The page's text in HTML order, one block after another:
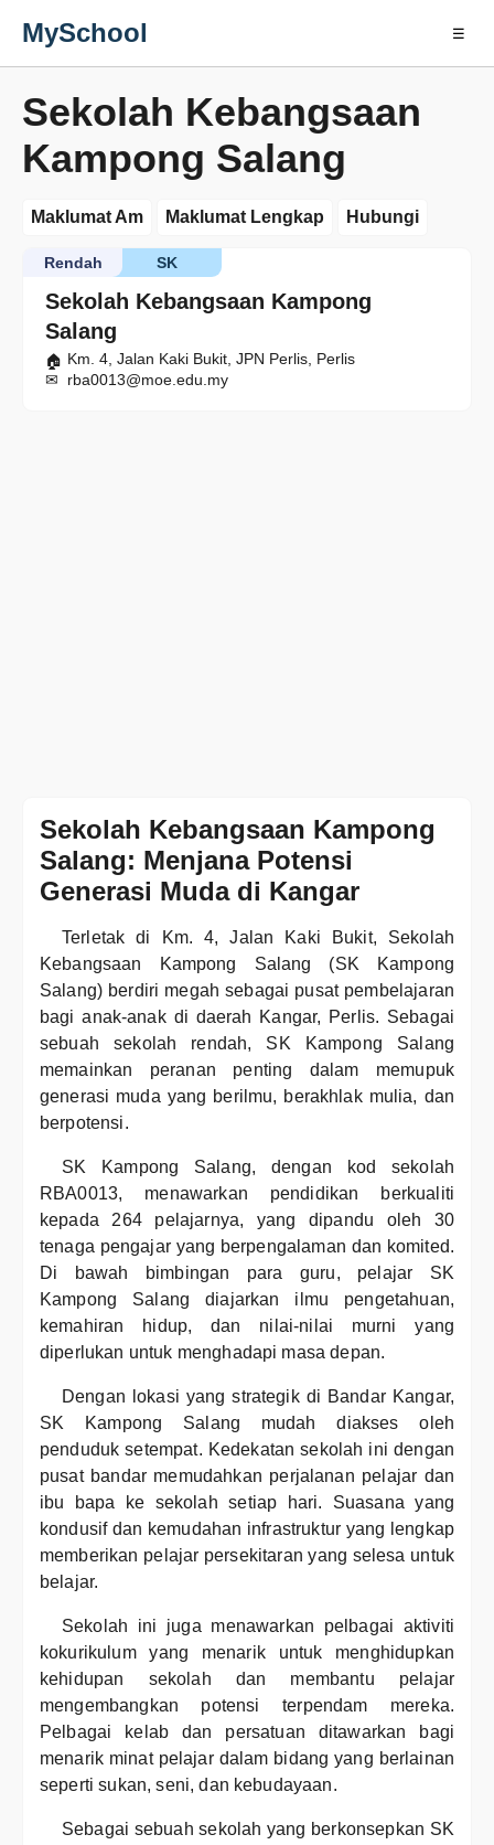
MySchool ☰
Sekolah Kebangsaan
Kampong Salang
Maklumat Am Maklumat Lengkap Hubungi
Sekolah Kebangsaan Kampong
Salang
SK
Rendah
Km. 4, Jalan Kaki Bukit, JPN Perlis, Perlis
rba0013@moe.edu.my
Sekolah Kebangsaan Kampong
Salang: Menjana Potensi
Generasi Muda di Kangar
Terletak di Km. 4, Jalan Kaki Bukit, Sekolah
Kebangsaan Kampong Salang (SK Kampong
Salang) berdiri megah sebagai pusat pembelajaran
bagi anak-anak di daerah Kangar, Perlis. Sebagai
sebuah sekolah rendah, SK Kampong Salang
memainkan peranan penting dalam memupuk
generasi muda yang berilmu, berakhlak mulia, dan
berpotensi.
SK Kampong Salang, dengan kod sekolah
RBA0013, menawarkan pendidikan berkualiti
kepada 264 pelajarnya, yang dipandu oleh 30
tenaga pengajar yang berpengalaman dan komited.
Di bawah bimbingan para guru, pelajar SK
Kampong Salang diajarkan ilmu pengetahuan,
kemahiran hidup, dan nilai-nilai murni yang
diperlukan untuk menghadapi masa depan.
Dengan lokasi yang strategik di Bandar Kangar,
SK Kampong Salang mudah diakses oleh
penduduk setempat. Kedekatan sekolah ini dengan
pusat bandar memudahkan perjalanan pelajar dan
ibu bapa ke sekolah setiap hari. Suasana yang
kondusif dan kemudahan infrastruktur yang lengkap
memberikan pelajar persekitaran yang selesa untuk
belajar.
Sekolah ini juga menawarkan pelbagai aktiviti
kokurikulum yang menarik untuk menghidupkan
kehidupan sekolah dan membantu pelajar
mengembangkan potensi terpendam mereka.
Pelbagai kelab dan persatuan ditawarkan bagi
menarik minat pelajar dalam bidang yang berlainan
seperti sukan, seni, dan kebudayaan.
Sebagai sebuah sekolah yang berkonsepkan SK